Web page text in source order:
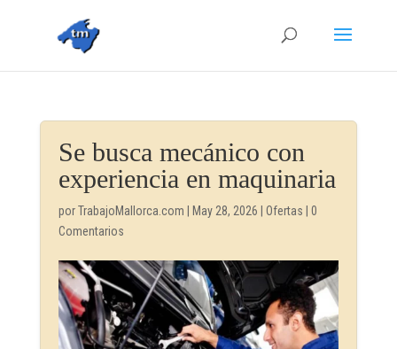
Se busca mecánico con
experiencia en maquinaria
porTrabajoMallorca.com May 28, 2026 Ofertas
0
Comentarios